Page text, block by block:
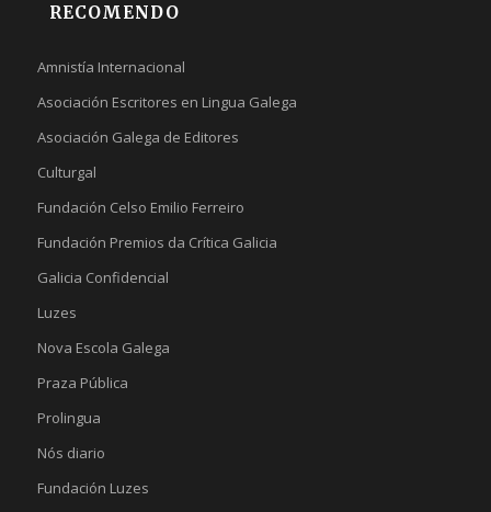
RECOMENDO
Amnistía Internacional
Asociación Escritores en Lingua Galega
Asociación Galega de Editores
Culturgal
Fundación Celso Emilio Ferreiro
Fundación Premios da Crítica Galicia
Galicia Confidencial
Luzes
Nova Escola Galega
Praza Pública
Prolingua
Nós diario
Fundación Luzes